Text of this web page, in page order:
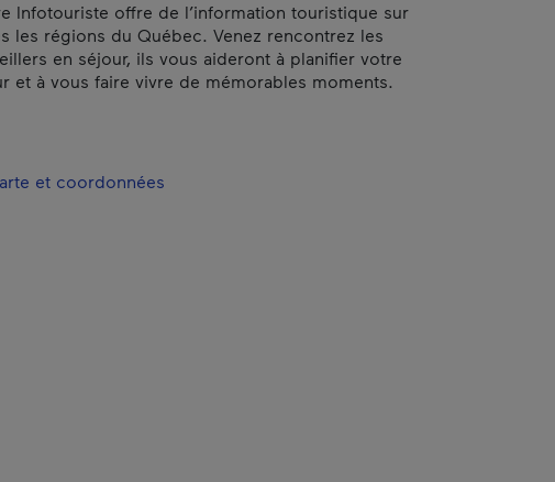
Infotouriste offre de l’information touristique sur
les régions du Québec. Venez rencontrez les
en séjour, ils vous aideront à planifier votre
et à vous faire vivre de mémorables moments.
et coordonnées